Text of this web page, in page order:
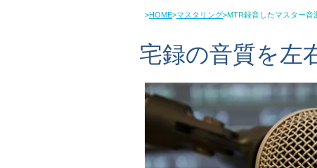
>HOME>マスタリング>MTR録音したマスター音
宅録の音質を左